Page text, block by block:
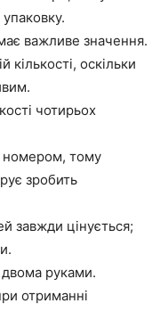
важливе значення.
оскільки
чотирьох
номером, тому
зробить
завжди цінується;
руками.
отриманні